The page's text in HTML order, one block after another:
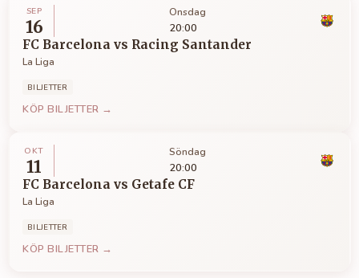
SEP
16
Onsdag
20:00
FC Barcelona vs Racing Santander
La Liga
BILJETTER
KÖP BILJETTER →
OKT
11
Söndag
20:00
FC Barcelona vs Getafe CF
La Liga
BILJETTER
KÖP BILJETTER →